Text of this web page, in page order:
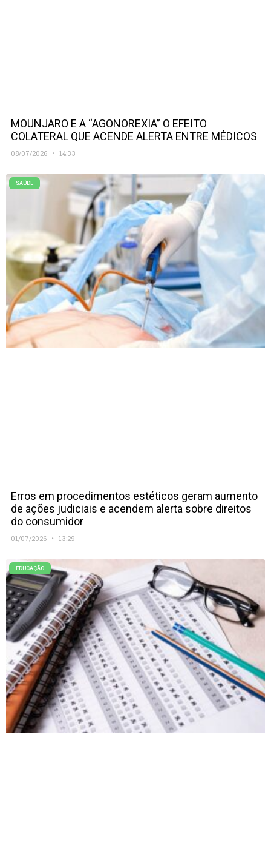
MOUNJARO E A “AGONOREXIA” O EFEITO
COLATERAL QUE ACENDE ALERTA ENTRE MÉDICOS
08/07/2026 14:33
SAÚDE
Erros em procedimentos estéticos geram aumento
de ações judiciais e acendem alerta sobre direitos
do consumidor
01/07/2026 13:29
EDUCAÇÃO